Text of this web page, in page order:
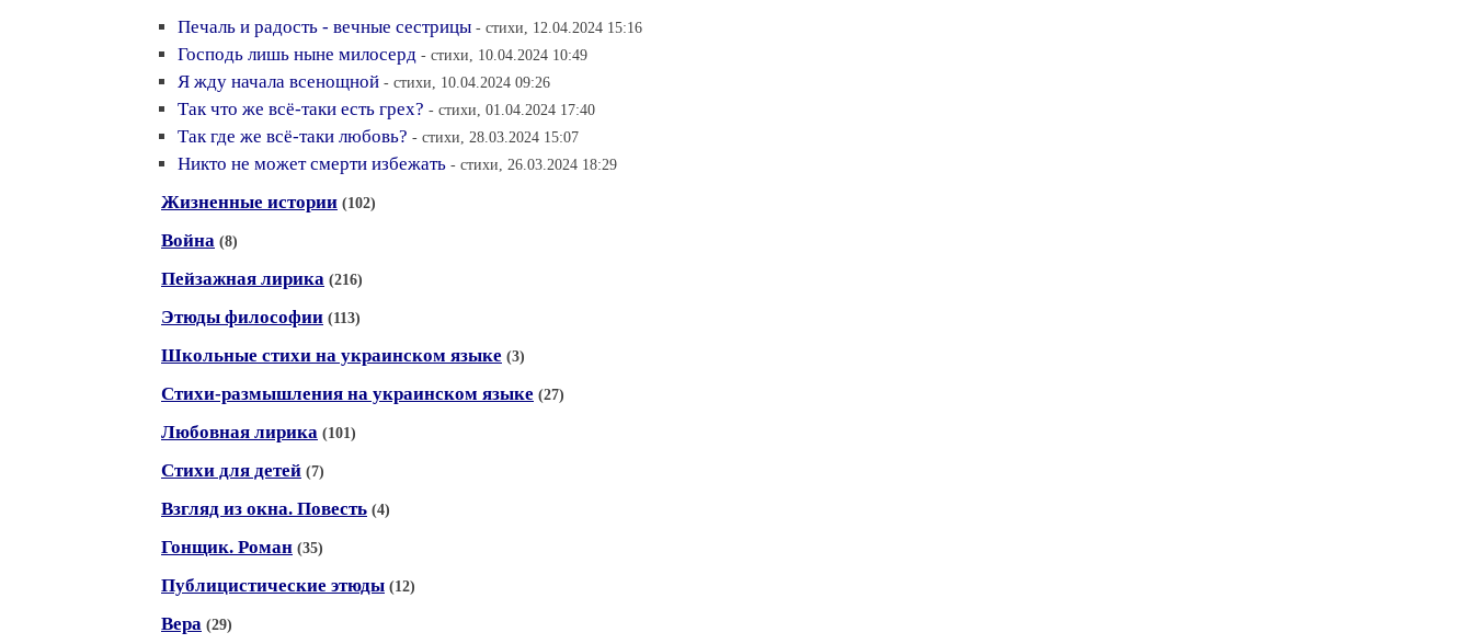
Печаль и радость - вечные сестрицы - стихи, 12.04.2024 15:16
Господь лишь ныне милосерд - стихи, 10.04.2024 10:49
Я жду начала всенощной - стихи, 10.04.2024 09:26
Так что же всё-таки есть грех? - стихи, 01.04.2024 17:40
Так где же всё-таки любовь? - стихи, 28.03.2024 15:07
Никто не может смерти избежать - стихи, 26.03.2024 18:29
Жизненные истории (102)
Война (8)
Пейзажная лирика (216)
Этюды философии (113)
Школьные стихи на украинском языке (3)
Стихи-размышления на украинском языке (27)
Любовная лирика (101)
Стихи для детей (7)
Взгляд из окна. Повесть (4)
Гонщик. Роман (35)
Публицистические этюды (12)
Вера (29)